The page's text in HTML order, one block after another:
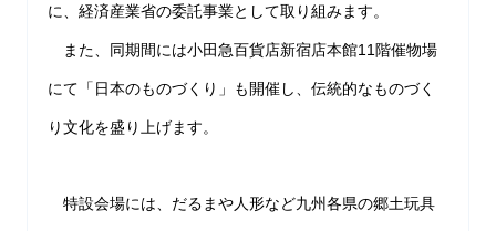
に、経済産業省の委託事業として取り組みます。
また、同期間には小田急百貨店新宿店本館11階催物場
にて「日本のものづくり」も開催し、伝統的なものづく
り文化を盛り上げます。
特設会場には、だるまや人形など九州各県の郷土玩具